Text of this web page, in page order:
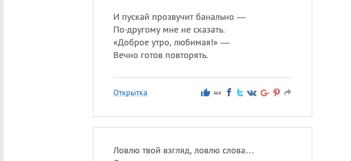
И пускай прозвучит банально —
По-другому мне не сказать.
«Доброе утро, любимая!» —
Вечно готов повторять.
Открытка 464
Ловлю твой взгляд, ловлю слова…